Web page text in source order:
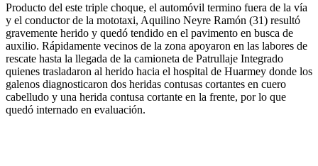
Producto del este triple choque, el automóvil termino fuera de la vía
y el conductor de la mototaxi, Aquilino Neyre Ramón (31) resultó
gravemente herido y quedó tendido en el pavimento en busca de
auxilio. Rápidamente vecinos de la zona apoyaron en las labores de
rescate hasta la llegada de la camioneta de Patrullaje Integrado
quienes trasladaron al herido hacia el hospital de Huarmey donde los
galenos diagnosticaron dos heridas contusas cortantes en cuero
cabelludo y una herida contusa cortante en la frente, por lo que
quedó internado en evaluación.